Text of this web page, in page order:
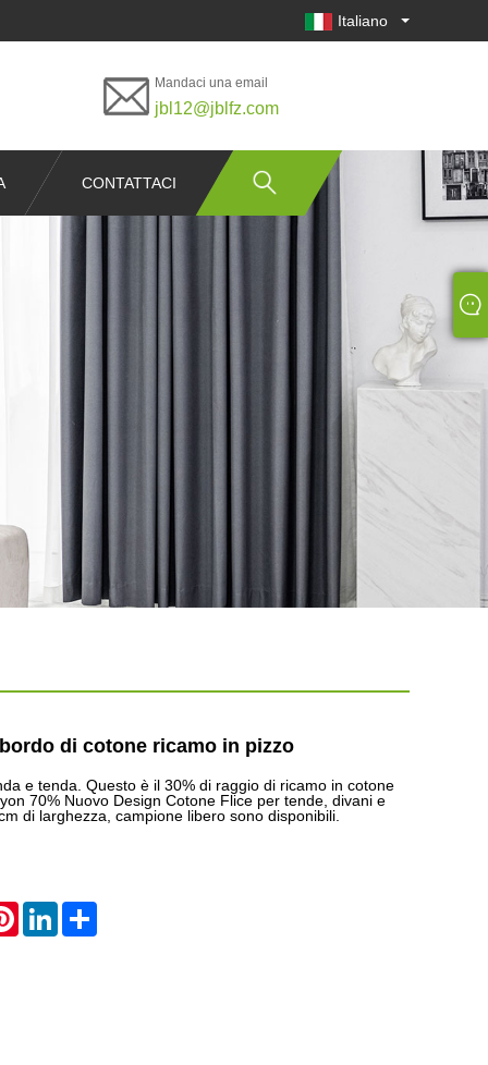
Italiano
Mandaci una email
jbl12@jblfz.com
CONTATTACI
di cotone ricamo in pizzo
e tenda. Questo è il 30% di raggio di ricamo in cotone
70% Nuovo Design Cotone Flice per tende, divani e
di larghezza, campione libero sono disponibili.
PinterestLinkedInShare